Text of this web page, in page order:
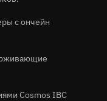
с ончейн
Cosmos IBC